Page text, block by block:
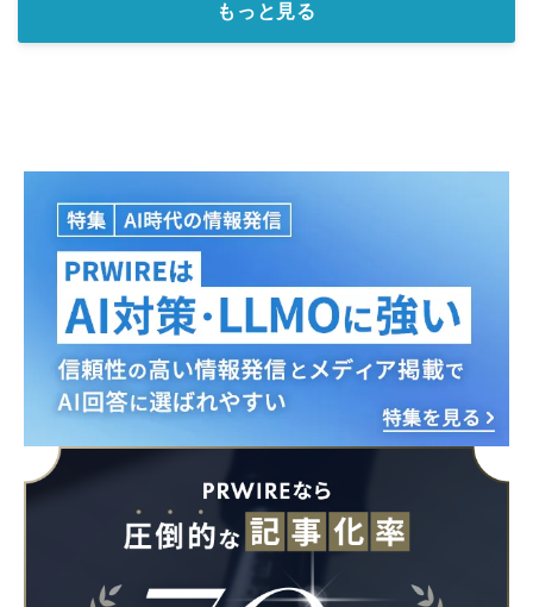
もっと見る